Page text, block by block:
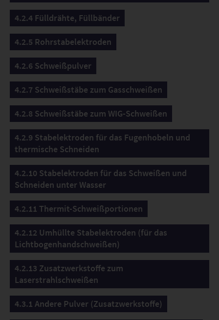
4.2.4 Fülldrähte, Füllbänder
4.2.5 Rohrstabelektroden
4.2.6 Schweißpulver
4.2.7 Schweißstäbe zum Gasschweißen
4.2.8 Schweißstäbe zum WIG-Schweißen
4.2.9 Stabelektroden für das Fugenhobeln und
thermische Schneiden
4.2.10 Stabelektroden für das Schweißen und
Schneiden unter Wasser
4.2.11 Thermit-Schweißportionen
4.2.12 Umhüllte Stabelektroden (für das
Lichtbogenhandschweißen)
4.2.13 Zusatzwerkstoffe zum
Laserstrahlschweißen
4.3.1 Andere Pulver (Zusatzwerkstoffe)